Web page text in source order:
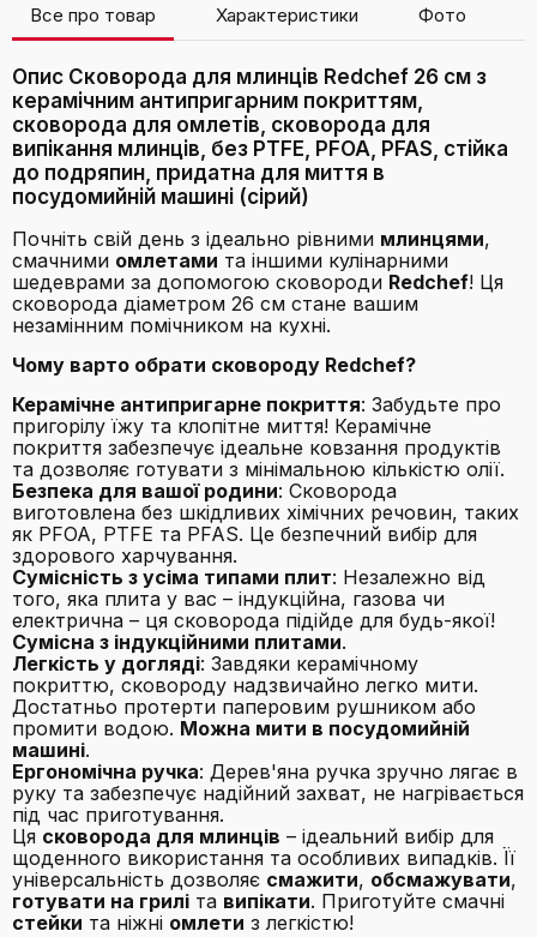
Все про товар Характеристики Фото
Опис Сковорода для млинців Redchef 26 см з
керамічним антипригарним покриттям,
сковорода для омлетів, сковорода для
випікання млинців, без PTFE, PFOA, PFAS, стійка
до подряпин, придатна для миття в
посудомийній машині (сірий)
Почніть свій день з ідеально рівними млинцями,
смачними омлетами та іншими кулінарними
шедеврами за допомогою сковороди Redchef! Ця
сковорода діаметром 26 см стане вашим
незамінним помічником на кухні.
Чому варто обрати сковороду Redchef?
Керамічне антипригарне покриття: Забудьте про
пригорілу їжу та клопітне миття! Керамічне
покриття забезпечує ідеальне ковзання продуктів
та дозволяє готувати з мінімальною кількістю олії.
Безпека для вашої родини: Сковорода
виготовлена без шкідливих хімічних речовин, таких
як PFOA, PTFE та PFAS. Це безпечний вибір для
здорового харчування.
Сумісність з усіма типами плит: Незалежно від
того, яка плита у вас – індукційна, газова чи
електрична – ця сковорода підійде для будь-якої!
Сумісна з індукційними плитами.
Легкість у догляді: Завдяки керамічному
покриттю, сковороду надзвичайно легко мити.
Достатньо протерти паперовим рушником або
промити водою. Можна мити в посудомийній
машині.
Ергономічна ручка: Дерев'яна ручка зручно лягає в
руку та забезпечує надійний захват, не нагрівається
під час приготування.
Ця сковорода для млинців – ідеальний вибір для
щоденного використання та особливих випадків. Її
універсальність дозволяє смажити, обсмажувати,
готувати на грилі та випікати. Приготуйте смачні
стейки та ніжні омлети з легкістю!